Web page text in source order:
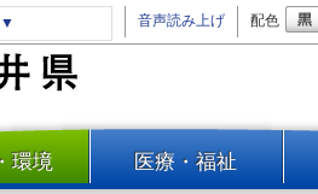
▼ 音声読み上げ 配色
一覧
環境 医療・福祉